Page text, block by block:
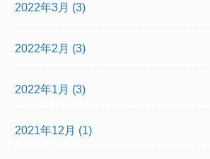
2022年3月 (3)
2022年2月 (3)
2022年1月 (3)
2021年12月 (1)